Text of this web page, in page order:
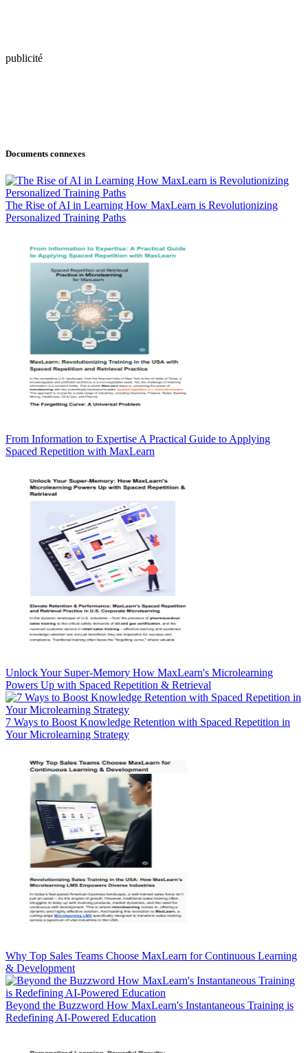
publicité
Documents connexes
The Rise of AI in Learning How MaxLearn is Revolutionizing
Personalized Training Paths
From Information to Expertise A Practical Guide to Applying
Spaced Repetition with MaxLearn
Unlock Your Super-Memory How MaxLearn's Microlearning
Powers Up with Spaced Repetition & Retrieval
7 Ways to Boost Knowledge Retention with Spaced Repetition in
Your Microlearning Strategy
Why Top Sales Teams Choose MaxLearn for Continuous Learning
& Development
Beyond the Buzzword How MaxLearn's Instantaneous Training is
Redefining AI-Powered Education